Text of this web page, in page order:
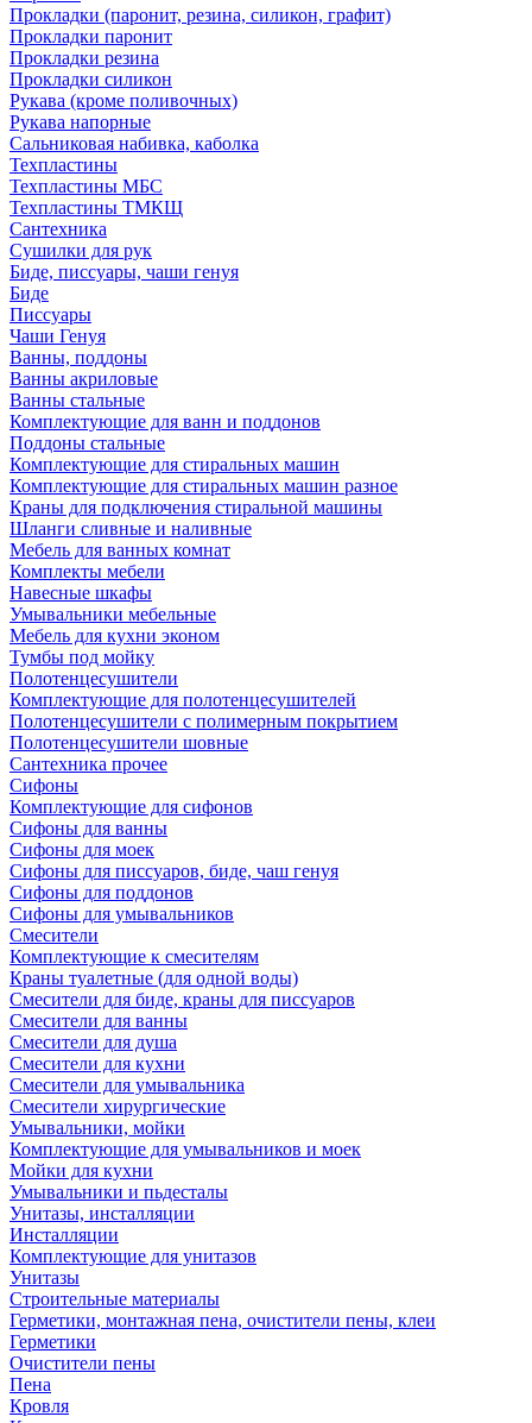
Прокладки (паронит, резина, силикон, графит)
Прокладки паронит
Прокладки резина
Прокладки силикон
Рукава (кроме поливочных)
Рукава напорные
Сальниковая набивка, каболка
Техпластины
Техпластины МБС
Техпластины ТМКЩ
Сантехника
Сушилки для рук
Биде, писсуары, чаши генуя
Биде
Писсуары
Чаши Генуя
Ванны, поддоны
Ванны акриловые
Ванны стальные
Комплектующие для ванн и поддонов
Поддоны стальные
Комплектующие для стиральных машин
Комплектующие для стиральных машин разное
Краны для подключения стиральной машины
Шланги сливные и наливные
Мебель для ванных комнат
Комплекты мебели
Навесные шкафы
Умывальники мебельные
Мебель для кухни эконом
Тумбы под мойку
Полотенцесушители
Комплектующие для полотенцесушителей
Полотенцесушители с полимерным покрытием
Полотенцесушители шовные
Сантехника прочее
Сифоны
Комплектующие для сифонов
Сифоны для ванны
Сифоны для моек
Сифоны для писсуаров, биде, чаш генуя
Сифоны для поддонов
Сифоны для умывальников
Смесители
Комплектующие к смесителям
Краны туалетные (для одной воды)
Смесители для биде, краны для писсуаров
Смесители для ванны
Смесители для душа
Смесители для кухни
Смесители для умывальника
Смесители хирургические
Умывальники, мойки
Комплектующие для умывальников и моек
Мойки для кухни
Умывальники и пьдесталы
Унитазы, инсталляции
Инсталляции
Комплектующие для унитазов
Унитазы
Строительные материалы
Герметики, монтажная пена, очистители пены, клеи
Герметики
Очистители пены
Пена
Кровля